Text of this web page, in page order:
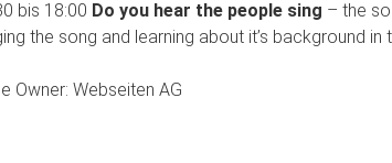
bis 18:00 Do you hear the people sing – the
the song and learning about it’s background
Owner: Webseiten AG